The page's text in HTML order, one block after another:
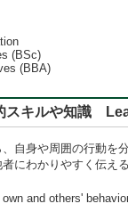
(BSc)
(BBA)
スキルや知識
自身や周囲の行動を
にわかりやすく伝え
and others'